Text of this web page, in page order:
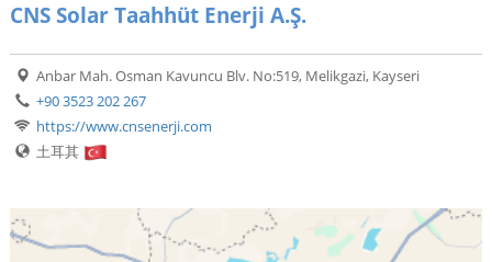
CNS Solar Taahhüt Enerji A.Ş.
Anbar Mah. Osman Kavuncu Blv. No:519, Melikgazi, Kayseri
+90 3523 202 267
https://www.cnsenerji.com
土耳其